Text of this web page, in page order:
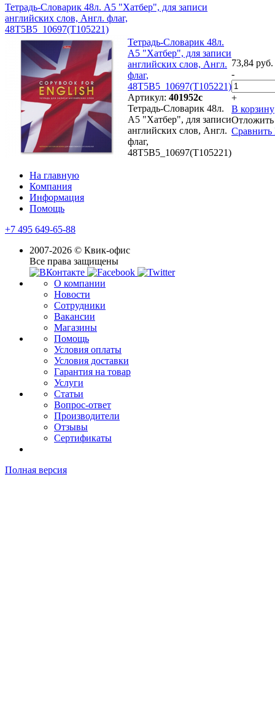
Тетрадь-Словарик 48л. А5 "Хатбер", для записи
английских слов, Англ. флаг,
48T5B5_10697(T105221)
Тетрадь-Словарик 48л.
А5 "Хатбер", для записи
английских слов, Англ.
флаг,
48T5B5_10697(T105221)
Артикул: 401952с
Тетрадь-Словарик 48л.
А5 "Хатбер", для записи
английских слов, Англ.
флаг,
48T5B5_10697(T105221)
73,84 руб.
-
+
В корзину
Отложить
Сравнить
На главную
Компания
Информация
Помощь
+7 495 649-65-88
2007-2026 © Квик-офис
Все права защищены
О компании
Новости
Сотрудники
Вакансии
Магазины
Помощь
Условия оплаты
Условия доставки
Гарантия на товар
Услуги
Статьи
Вопрос-ответ
Производители
Отзывы
Сертификаты
Полная версия